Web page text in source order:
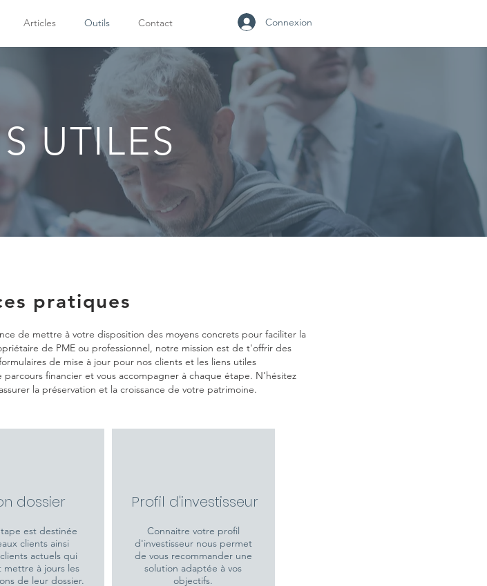
Articles Outils Contact Connexion
UTILES
pratiques
de mettre à votre disposition des moyens concrets pour faciliter la
de PME ou professionnel, notre mission est de t'offrir des
de mise à jour pour nos clients et les liens utiles
financier et vous accompagner à chaque étape. N'hésitez
la préservation et la croissance de votre patrimoine.
dossier
est destinée
clients ainsi
actuels qui
mettre à jours les
de leur dossier.
Profil d'investisseur
Connaitre votre profil
d'investisseur nous permet
de vous recommander une
solution adaptée à vos
objectifs.